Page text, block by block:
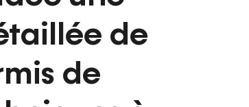
de
de